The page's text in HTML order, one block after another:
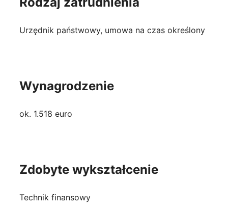
Urzędnik państwowy, umowa na czas określony
Wynagrodzenie
ok. 1.518 euro
Zdobyte wykształcenie
Technik finansowy